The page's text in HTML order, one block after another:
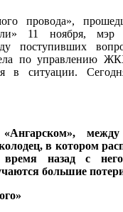
провода»,
11 ноября,
поступивших
по управлению
в ситуации.
в котором
время назад с
большие